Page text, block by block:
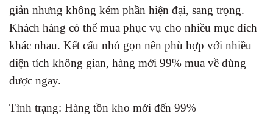
giản nhưng không kém phần hiện đại, sang trọng.
Khách hàng có thể mua phục vụ cho nhiều mục đích
khác nhau. Kết cấu nhỏ gọn nên phù hợp với nhiều
diện tích không gian, hàng mới 99% mua về dùng
được ngay.
Tình trạng: Hàng tồn kho mới đến 99%